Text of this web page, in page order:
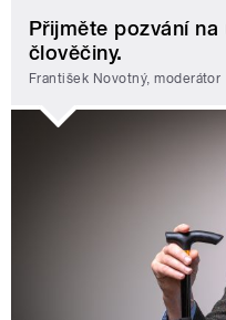
Přijměte pozvání
člověčiny.
František Novotný, moderátor